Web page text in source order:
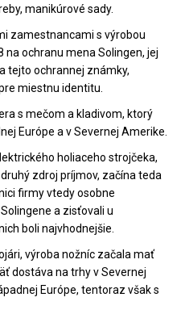
manikúrové sady.
zamestnancami s výrobou
na ochranu mena Solingen, jej
tejto ochrannej známky,
miestnu identitu.
s mečom a kladivom, ktorý
Európe a v Severnej Amerike.
holiaceho strojčeka,
druhý zdroj príjmov, začína teda
firmy vtedy osobne
a zisťovali u
boli najvhodnejšie.
výroba nožníc začala mať
dostáva na trhy v Severnej
Európe, tentoraz však s